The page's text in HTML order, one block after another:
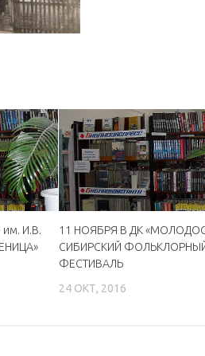
И.В.
11 НОЯБРЯ В ДК
СИБИРСКИЙ
ФЕСТИВАЛЬ
24 ОКТ, 2016